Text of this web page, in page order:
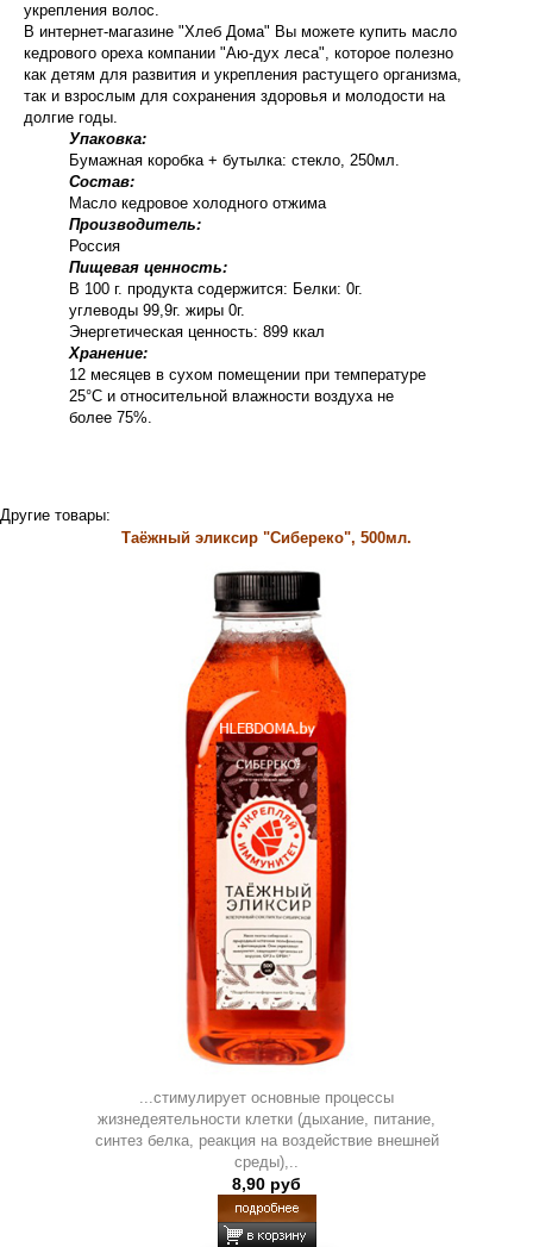
укрепления волос.
В интернет-магазине "Хлеб Дома" Вы можете купить масло
кедрового ореха компании "Аю-дух леса", которое полезно
как детям для развития и укрепления растущего организма,
так и взрослым для сохранения здоровья и молодости на
долгие годы.
Упаковка:
Бумажная коробка + бутылка: стекло, 250мл.
Состав:
Масло кедровое холодного отжима
Производитель:
Россия
Пищевая ценность:
В 100 г. продукта содержится: Белки: 0г.
углеводы 99,9г. жиры 0г.
Энергетическая ценность: 899 ккал
Хранение:
12 месяцев в сухом помещении при температуре
25°С и относительной влажности воздуха не
более 75%.
Другие товары:
Таёжный эликсир "Сибереко", 500мл.
...стимулирует основные процессы
жизнедеятельности клетки (дыхание, питание,
синтез белка, реакция на воздействие внешней
среды),..
8,90 руб